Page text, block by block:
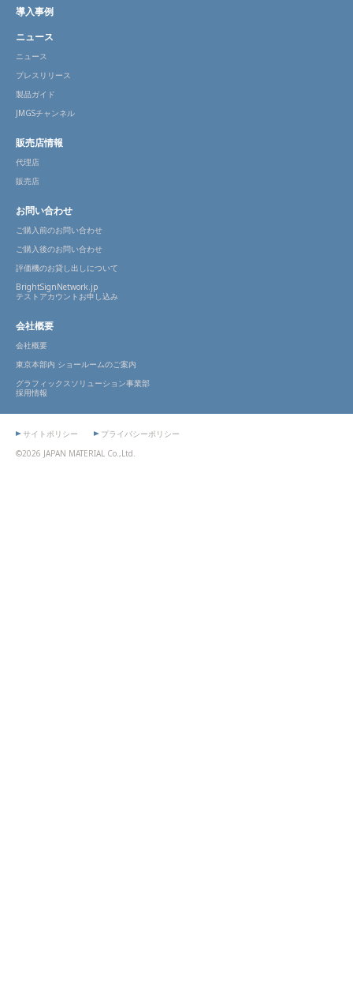
導入事例
ニュース
ニュース
プレスリリース
製品ガイド
JMGSチャンネル
販売店情報
代理店
販売店
お問い合わせ
ご購入前のお問い合わせ
ご購入後のお問い合わせ
評価機のお貸し出しについて
BrightSignNetwork.jp
テストアカウントお申し込み
会社概要
会社概要
東京本部内 ショールームのご案内
グラフィックスソリューション事業部
採用情報
©2026 JAPAN MATERIAL Co.,Ltd.
サイトポリシー プライバシーポリシー